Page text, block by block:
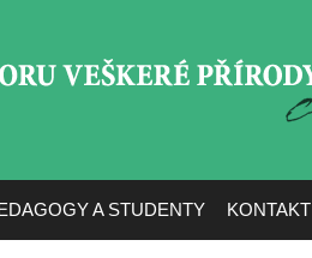
A STUDENTY KONTAKT